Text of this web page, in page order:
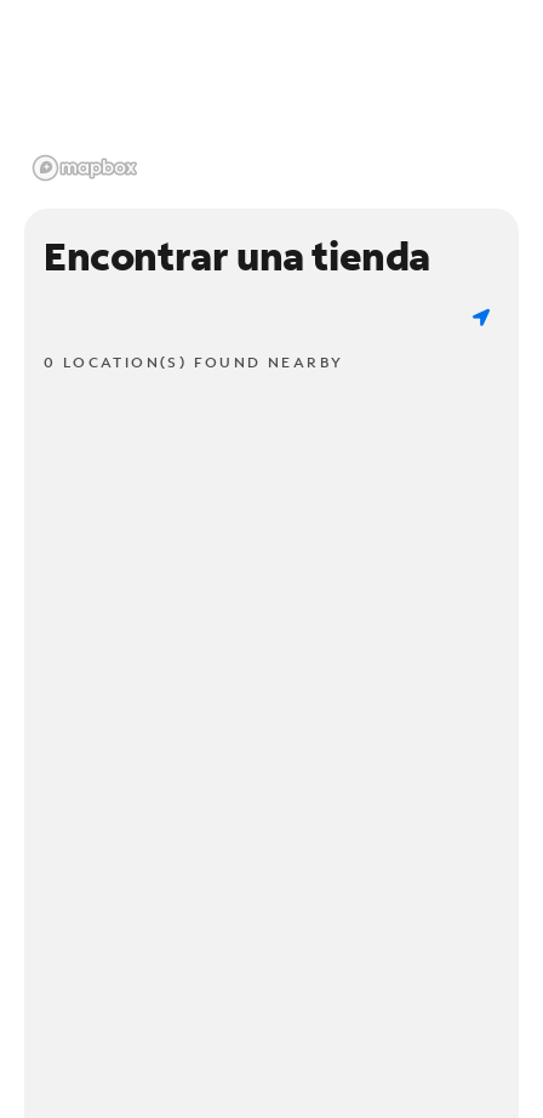
Encontrar una tienda
0 LOCATION(S) FOUND NEARBY